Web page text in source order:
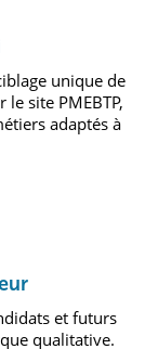
unique de
site PMEBTP,
adaptés à
et futurs
qualitative.